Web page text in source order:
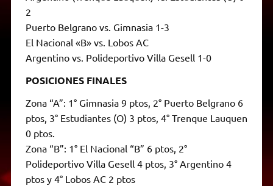
2
Puerto Belgrano vs. Gimnasia 1-3
El Nacional «B» vs. Lobos AC
Argentino vs. Polideportivo Villa Gesell 1-0
POSICIONES FINALES
Zona “A”: 1° Gimnasia 9 ptos, 2° Puerto Belgrano 6
ptos, 3° Estudiantes (O) 3 ptos, 4° Trenque Lauquen
0 ptos.
Zona “B”: 1° El Nacional “B” 6 ptos, 2°
Polideportivo Villa Gesell 4 ptos, 3° Argentino 4
ptos y 4° Lobos AC 2 ptos